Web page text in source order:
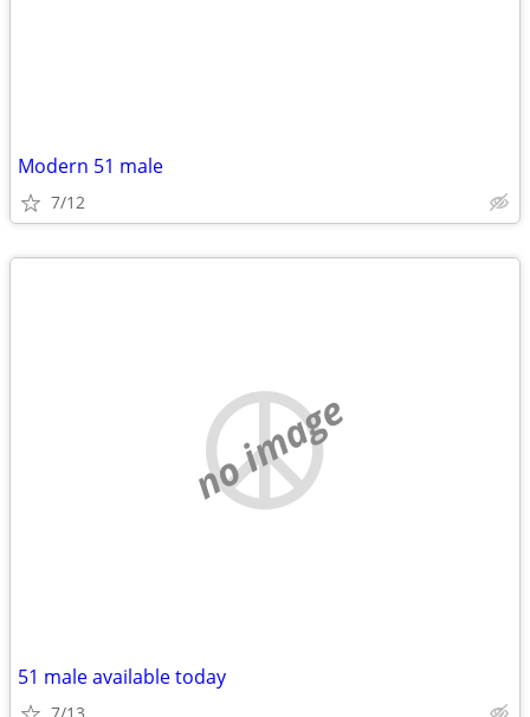
Modern 51 male
7/12
no image
51 male available today